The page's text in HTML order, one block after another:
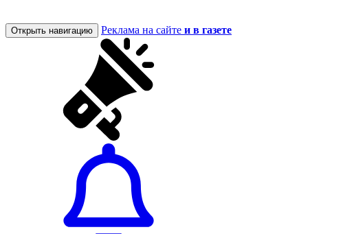
Открыть навигацию Реклама на сайте и в газете